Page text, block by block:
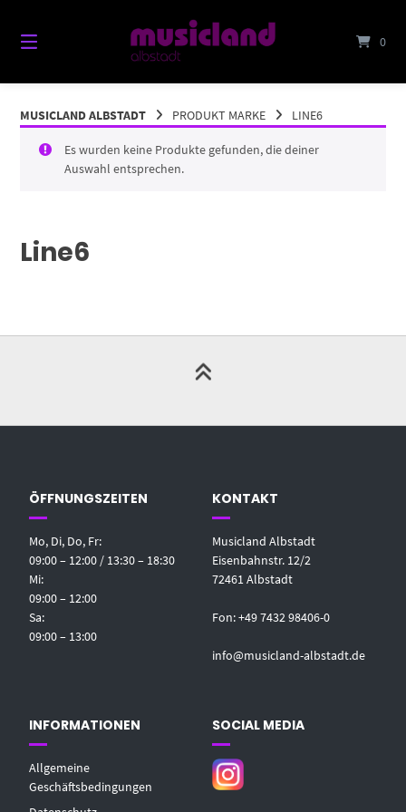
Inhalt
0
MUSICLAND ALBSTADT PRODUKT MARKE LINE6
Line6
Es wurden keine Produkte gefunden, die deiner
Auswahl entsprechen.
ÖFFNUNGSZEITEN
Mo, Di, Do, Fr:
09:00 – 12:00 / 13:30 – 18:30
Mi:
09:00 – 12:00
Sa:
09:00 – 13:00
KONTAKT
Musicland Albstadt
Eisenbahnstr. 12/2
72461 Albstadt
Fon: +49 7432 98406-0
info@musicland-albstadt.de
INFORMATIONEN
Allgemeine
Geschäftsbedingungen
SOCIAL MEDIA